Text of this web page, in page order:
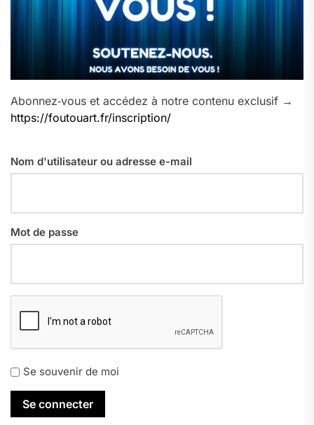
Abonnez‑vous et accédez à notre contenu exclusif →
https://foutouart.fr/inscription/
Nom d'utilisateur ou adresse e-mail
Mot de passe
Se souvenir de moi